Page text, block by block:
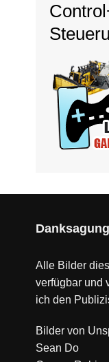
Alle Bilder
verfügbar und
ich den
Bilder von
Sean Do